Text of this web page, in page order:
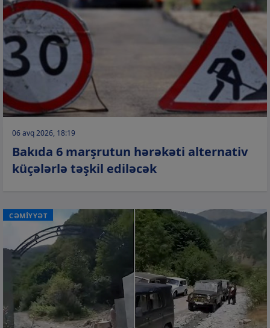
06 avq 2026, 18:19
Bakıda 6 marşrutun hərəkəti alternativ
küçələrlə təşkil ediləcək
CƏMİYYƏT